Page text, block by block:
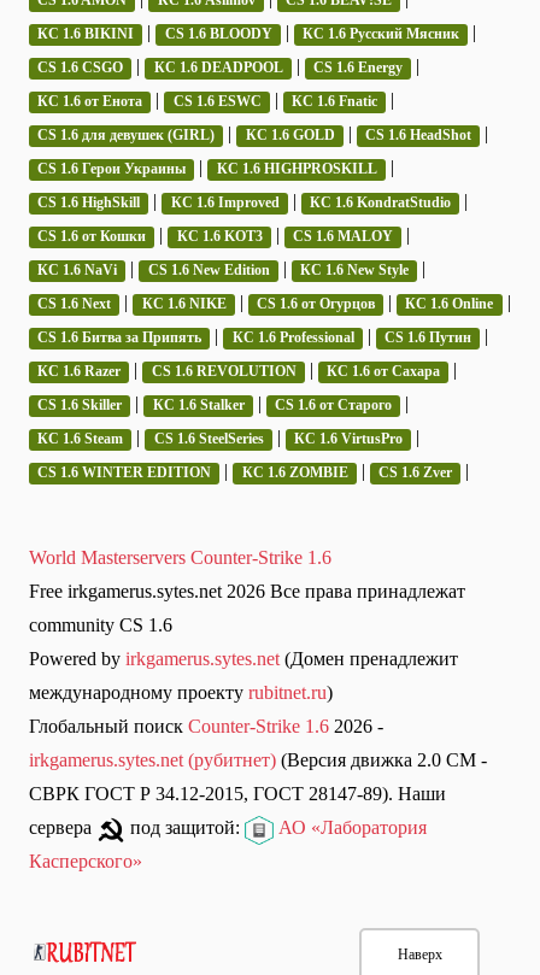
КС 1.6 BIKINI | CS 1.6 BLOODY | КС 1.6 Русский Мясник |
CS 1.6 CSGO | КС 1.6 DEADPOOL | CS 1.6 Energy |
КС 1.6 от Енота | CS 1.6 ESWC | КС 1.6 Fnatic |
CS 1.6 для девушек (GIRL) | КС 1.6 GOLD | CS 1.6 HeadShot |
CS 1.6 Герои Украины | КС 1.6 HIGHPROSKILL |
CS 1.6 HighSkill | КС 1.6 Improved | КС 1.6 KondratStudio |
CS 1.6 от Кошки | КС 1.6 KOT3 | CS 1.6 MALOY |
КС 1.6 NaVi | CS 1.6 New Edition | КС 1.6 New Style |
CS 1.6 Next | КС 1.6 NIKE | CS 1.6 от Огурцов | КС 1.6 Online |
CS 1.6 Битва за Припять | КС 1.6 Professional | CS 1.6 Путин |
КС 1.6 Razer | CS 1.6 REVOLUTION | КС 1.6 от Сахара |
CS 1.6 Skiller | КС 1.6 Stalker | CS 1.6 от Старого |
КС 1.6 Steam | CS 1.6 SteelSeries | КС 1.6 VirtusPro |
CS 1.6 WINTER EDITION | КС 1.6 ZOMBIE | CS 1.6 Zver |
World Masterservers Counter-Strike 1.6
Free irkgamerus.sytes.net 2026 Все права принадлежат
community CS 1.6
Powered by irkgamerus.sytes.net (Домен пренадлежит
международному проекту rubitnet.ru)
Наверх
Глобальный поиск Counter-Strike 1.6 2026 -
irkgamerus.sytes.net (рубитнет) (Версия движка 2.0 СМ -
СВРК ГОСТ Р 34.12-2015, ГОСТ 28147-89). Наши
сервера
под защитой:
АО «Лаборатория
Касперского»